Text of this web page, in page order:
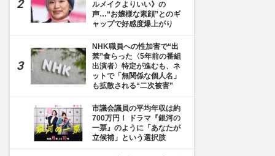
ルメイクよりいい》の
声…“お嬢様な素顔”とのギ
ャップで好感度爆上がり
NHK職員への性加害で“出
禁”食らった〈5年前の番組
出演者〉特定が進むも、ネ
ットで「無関係な個人名」
も拡散される“二次被害”
市議会議員の平均年収は約
700万円！ ドラマ『銀河の
一票』のように「あなたが
立候補」という選択肢